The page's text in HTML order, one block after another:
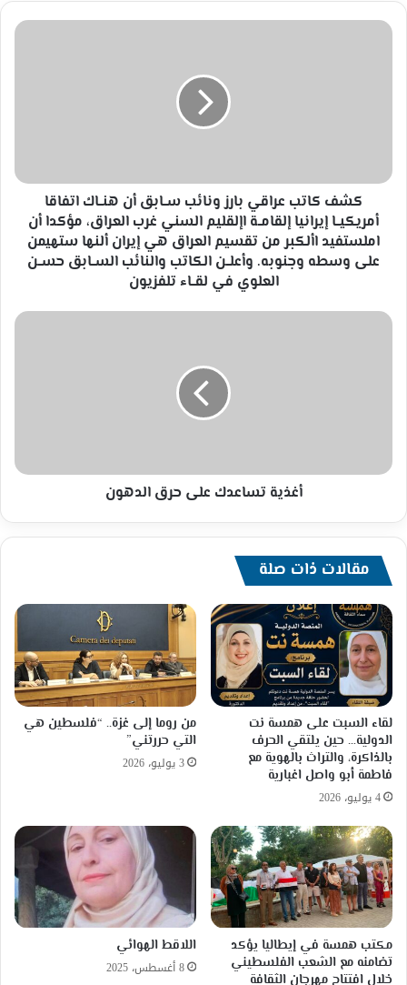
كشف
اتفاقا
أمريكيــا
إيرانيا
إلقامــة
اإلقليم
السني
العراق،
هي
ستهيمن
على
وسطه
وجنوبه.
وأعلــن
الكاتب
والنائب
الســابق
حســن
العلوي
في
لقــاء
تلفزيون
كشف كاتب عراقي بارز ونائب ســابق أن هنــاك اتفاقا
أمريكيــا إيرانيا إلقامــة اإلقليم السني غرب العراق، مؤكدا أن
املستفيد األكبر من تقسيم العراق هي إيران ألنها ستهيمن
على وسطه وجنوبه. وأعلــن الكاتب والنائب الســابق حســن
العلوي في لقــاء تلفزيون
أغذية
أغذية تساعدك على حرق الدهون
مقالات ذات صلة
لقاء السبت على همسة نت
الدولية… حين يلتقي الحرف
بالذاكرة، والتراث بالهوية مع
فاطمة أبو واصل اغبارية
4 يوليو، 2026
من روما إلى غزة.. “فلسطين هي
التي حررتني”
3 يوليو، 2026
مكتب همسة في إيطاليا يؤكد
تضامنه مع الشعب الفلسطيني
خلال افتتاح مهرجان الثقافة
اللاقط الهوائي
8 أغسطس، 2025